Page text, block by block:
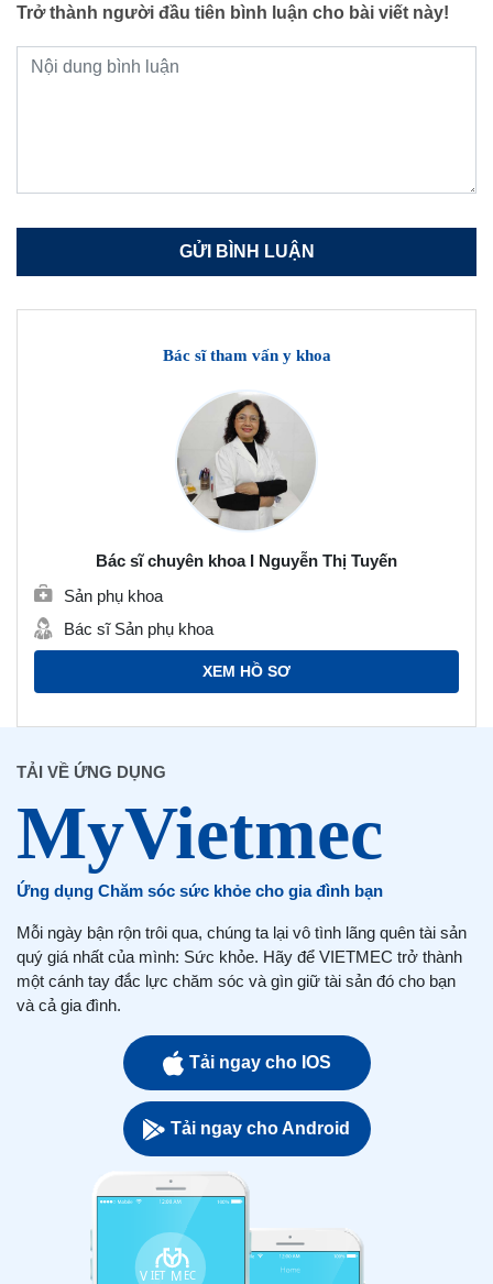
Trở thành người đầu tiên bình luận cho bài viết này!
Bác sĩ tham vấn y khoa
Bác sĩ chuyên khoa I Nguyễn Thị Tuyến
Sản phụ khoa
Bác sĩ Sản phụ khoa
XEM HỒ SƠ
TẢI VỀ ỨNG DỤNG
Ứng dụng Chăm sóc sức khỏe cho gia đình bạn
Mỗi ngày bận rộn trôi qua, chúng ta lại vô tình lãng quên tài sản
quý giá nhất của mình: Sức khỏe. Hãy để VIETMEC trở thành
một cánh tay đắc lực chăm sóc và gìn giữ tài sản đó cho bạn
và cả gia đình.
Tải ngay cho IOS
Tải ngay cho Android